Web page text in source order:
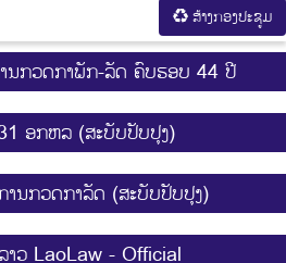
ສ້າງກອງປະຊູມ
ານກວດກາພັກ-ລັດ ຄົບຮອບ 44 ປີ
ອກຫລ (ສະບັບປັບປຸງ)
ນກວດກາລັດ (ສະບັບປັບປຸງ)
ວ LaoLaw - Official